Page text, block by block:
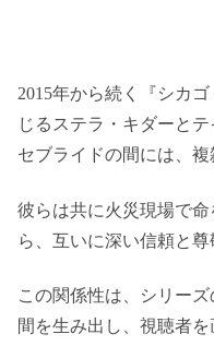
2015年から続く『シカ
じるステラ・キダーと
セブライドの間には、複
彼らは共に火災現場で
ら、互いに深い信頼と尊
この関係性は、シリー
間を生み出し、視聴者